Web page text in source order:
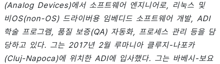
(Analog Devices)에서 소프트웨어 엔지니어로, 리눅스 및
비OS(non-OS) 드라이버용 임베디드 소프트웨어 개발, ADI
학술 프로그램, 품질 보증(QA) 자동화, 프로세스 관리 등을 담
당하고 있다. 그는 2017년 2월 루마니아 클루지-나포카
(Cluj-Napoca)에 위치한 ADI에 입사했다. 그는 바베시-보요